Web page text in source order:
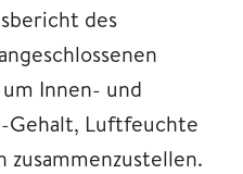
des
Innen- und
Gehalt, Luftfeuchte